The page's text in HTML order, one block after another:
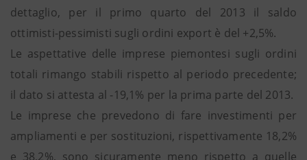
dettaglio, per il primo quarto del 2013 il saldo
ottimisti-pessimisti sugli ordini export è del +2,5%.
Le aspettative delle imprese piemontesi sugli ordini
totali rimango stabili rispetto al periodo precedente;
il dato si attesta al -19,1% per la prima parte del 2013.
Le imprese che prevedono di fare investimenti per
ampliamenti e per sostituzioni, rispettivamente 18,2%
e 38,2%, sono sicuramente meno rispetto a quelle